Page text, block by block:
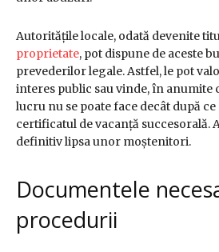
Autoritățile locale, odată devenite
proprietate, pot dispune de aceste
prevederilor legale. Astfel, le pot
interes public sau vinde, în anumite
lucru nu se poate face decât după
certificatul de vacanță succesorală.
definitiv lipsa unor moștenitori.
Documentele
procedurii